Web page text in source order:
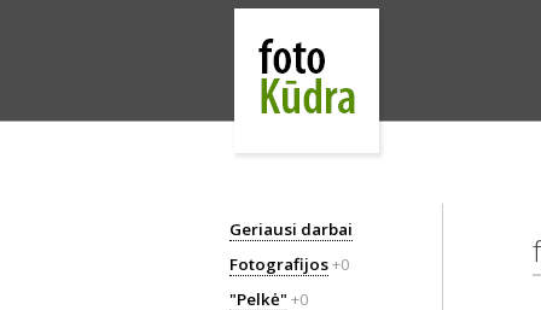
Geriausi darbai
Fotografijos+0
"Pelkė" +0